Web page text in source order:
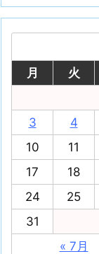
月
火
« 7月
3
4
10
11
17
18
24
25
31